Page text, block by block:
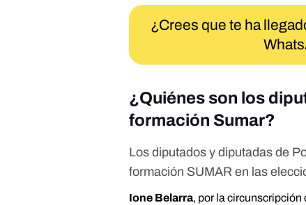
¿Crees que te ha
¿Quiénes son los
formación Sumar?
Losdiputados y diputadas de
formación SUMAR en las
Ione Belarra, por la circunscripción